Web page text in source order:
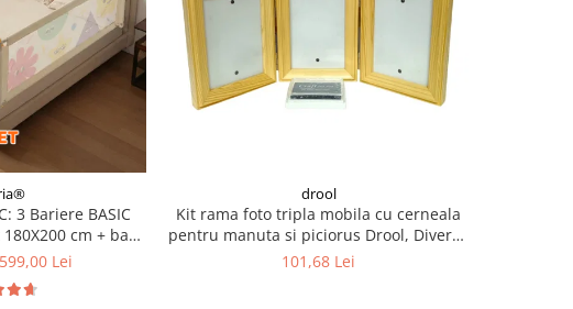
3 Bariere BASIC
cm + bara
Lei
drool
Kit rama foto tripla mobila cu cerneala
pentru manuta si piciorus Drool, Diverse
culori
101,68 Lei